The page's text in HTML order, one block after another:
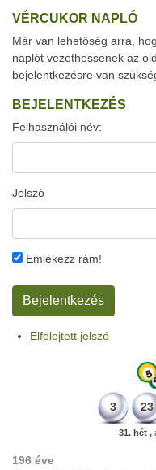
VÉRCUKOR NAPLÓ
Már van lehetőség arra,
naplót vezethessenek az
bejelentkezésre van
BEJELENTKEZÉS
Felhasználói név:
Jelszó
Emlékezz rám!
Elfelejtett jelszó
3 23
31. hét ,
196 éve